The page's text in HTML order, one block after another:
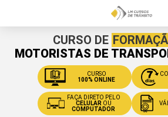
CURSO DE
MOTORISTAS DE
CURSO
100% ONLINE
FAÇA DIRETO PELO
CELULAR OU
COMPUTADOR